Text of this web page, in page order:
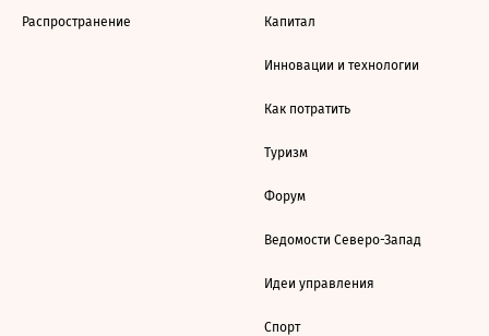
Распространение Капитал
Инновации и технологии
Как потратить
Туризм
Форум
Ведомости Северо-Запад
Идеи управления
Спорт